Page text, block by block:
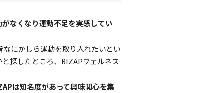
がなくなり運動不足を実感してい
にかしら運動を取り入れたいとい
探したところ、RIZAPウェルネス
は知名度があって興味関心を集